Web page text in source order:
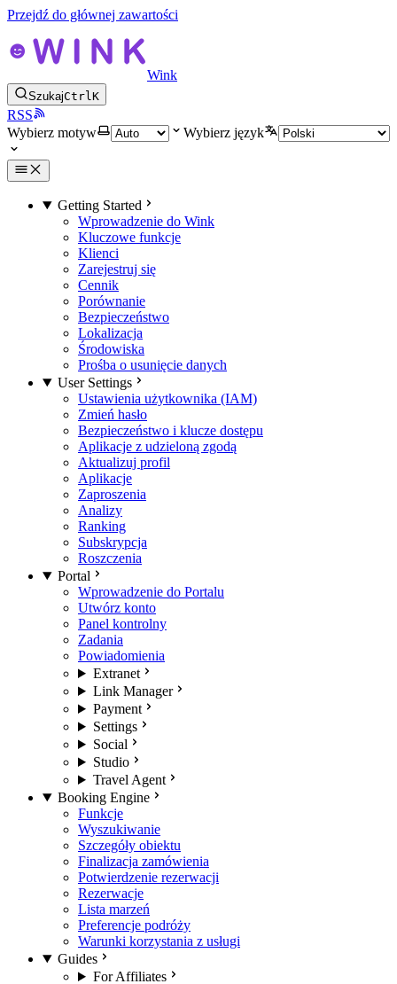
Przejdź do głównej zawartości
Wink
SzukajCtrlK
RSS
Wybierz motyw
Wybierz język
Getting Started
Wprowadzenie do Wink
Kluczowe funkcje
Klienci
Zarejestruj się
Cennik
Porównanie
Bezpieczeństwo
Lokalizacja
Środowiska
Prośba o usunięcie danych
User Settings
Ustawienia użytkownika (IAM)
Zmień hasło
Bezpieczeństwo i klucze dostępu
Aplikacje z udzieloną zgodą
Aktualizuj profil
Aplikacje
Zaproszenia
Analizy
Ranking
Subskrypcja
Roszczenia
Portal
Wprowadzenie do Portalu
Utwórz konto
Panel kontrolny
Zadania
Powiadomienia
Extranet
Link Manager
Payment
Settings
Social
Studio
Travel Agent
Booking Engine
Funkcje
Wyszukiwanie
Szczegóły obiektu
Finalizacja zamówienia
Potwierdzenie rezerwacji
Rezerwacje
Lista marzeń
Preferencje podróży
Warunki korzystania z usługi
Guides
For Affiliates